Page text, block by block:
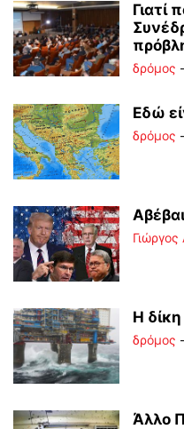
Γιατί
δρόμος -
Εδώ
δρόμος -
Γιώργος
Η
δρόμος -
Άλλο